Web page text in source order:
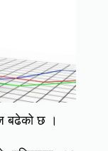
बढेको छ ।